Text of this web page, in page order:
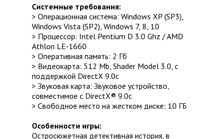
Системные требования:
> Операционная система: Windows XP (SP3),
Windows Vista (SP2), Windows 7, 8, 10
> Процессор: Intel Pentium D 3.0 Ghz / AMD
Athlon LE-1660
> Оперативная память: 2 Гб
> Видеокарта: 512 Mb, Shader Model 3.0, c
поддержкой DirectX 9.0c
> Звуковая карта: Звуковое устройство,
совместимое с DirectX® 9.0с
> Свободное место на жестком диске: 10 ГБ
Особенности игры:
Остросюжетная детективная история, в